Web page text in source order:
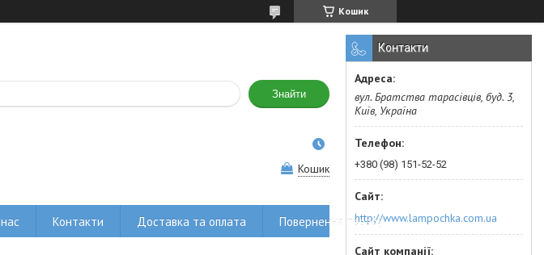
Кошик
Знайти
Кошик
Контакти Доставка та оплата Повернення товару
Контакти
вул. Братства тарасівців, буд. 3,
Київ, Україна
+380 (98) 151-52-52
http://www.lampochka.com.ua